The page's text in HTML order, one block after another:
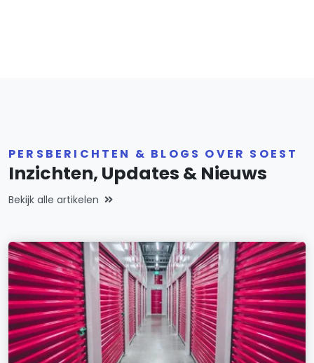
PERSBERICHTEN & BLOGS OVER SOEST
Inzichten, Updates & Nieuws
Bekijk alle artikelen